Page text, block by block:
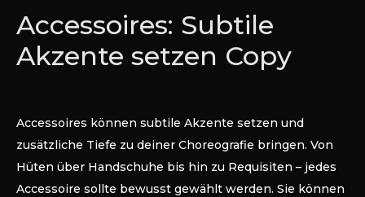
Accessoires: Subtile
Akzente setzen Copy
Accessoires können subtile Akzente setzen und
zusätzliche Tiefe zu deiner Choreografie bringen. Von
Hüten über Handschuhe bis hin zu Requisiten – jedes
Accessoire sollte bewusst gewählt werden. Sie können